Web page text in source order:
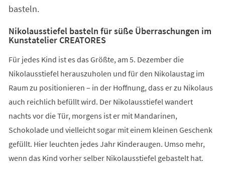
basteln.
Nikolausstiefel basteln für süße Überraschungen im
Kunstatelier CREATORES
Für jedes Kind ist es das Größte, am 5. Dezember die
Nikolausstiefel herauszuholen und für den Nikolaustag im
Raum zu positionieren – in der Hoffnung, dass er zu Nikolaus
auch reichlich befüllt wird. Der Nikolausstiefel wandert
nachts vor die Tür, morgens ist er mit Mandarinen,
Schokolade und vielleicht sogar mit einem kleinen Geschenk
gefüllt. Hier leuchten jedes Jahr Kinderaugen. Umso mehr,
wenn das Kind vorher selber Nikolausstiefel gebastelt hat.